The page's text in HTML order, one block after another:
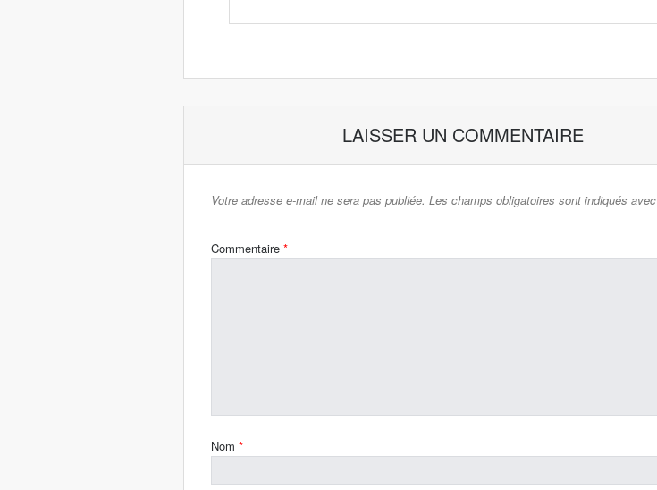
LAISSER UN COMMENTAIRE
Votre adresse e-mail ne sera pas publiée. Les champs obligatoires sont indiqués avec
Commentaire *
Nom *